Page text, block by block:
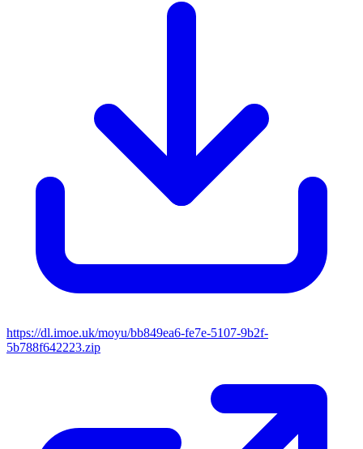
https://dl.imoe.uk/moyu/bb849ea6-fe7e-5107-9b2f-
5b788f642223.zip